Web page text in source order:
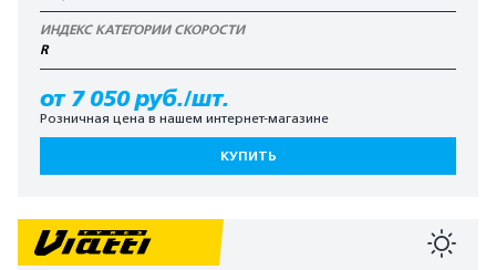
ИНДЕКС КАТЕГОРИИ СКОРОСТИ
R
от 7 050 руб./шт.
Розничная цена в нашем интернет-магазине
КУПИТЬ